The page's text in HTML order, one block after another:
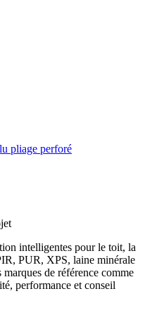
pliage perforé
intelligentes pour le toit, la
PUR, XPS, laine minérale
de référence comme
performance et conseil